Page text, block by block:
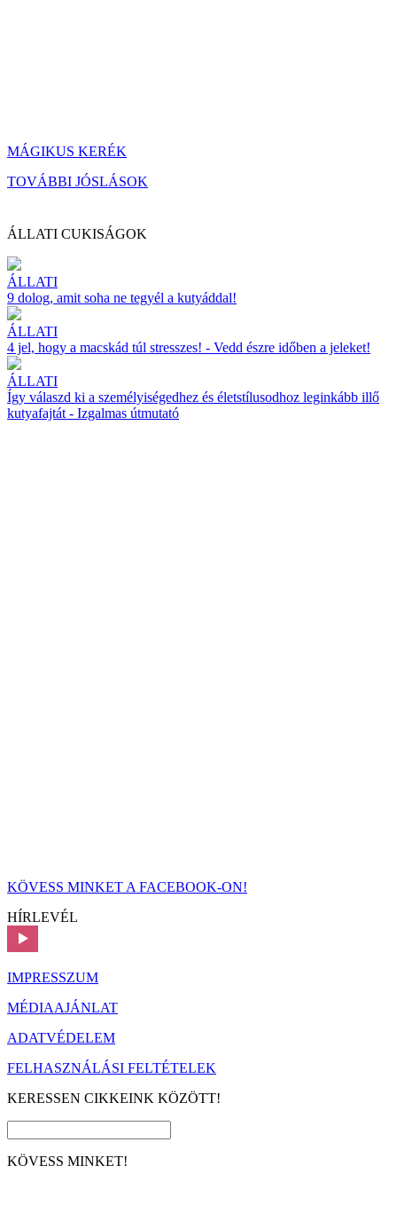
MÁGIKUS KERÉK
TOVÁBBI JÓSLÁSOK
ÁLLATI CUKISÁGOK
ÁLLATI
9 dolog, amit soha ne tegyél a kutyáddal!
ÁLLATI
4 jel, hogy a macskád túl stresszes! - Vedd észre időben a jeleket!
ÁLLATI
Így válaszd ki a személyiségedhez és életstílusodhoz leginkább illő
kutyafajtát - Izgalmas útmutató
KÖVESS MINKET A FACEBOOK-ON!
HÍRLEVÉL
IMPRESSZUM
MÉDIAAJÁNLAT
ADATVÉDELEM
FELHASZNÁLÁSI FELTÉTELEK
KERESSEN CIKKEINK KÖZÖTT!
KÖVESS MINKET!